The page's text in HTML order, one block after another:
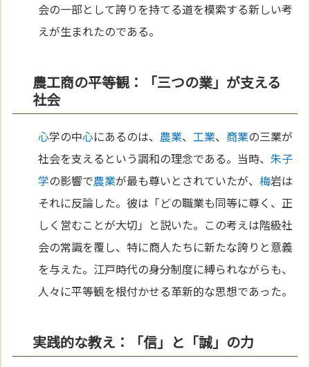
会の一部として誇りを持てる道を模索する新しい考
えが生まれたのである。
農工商の平等観：「三つの業」が支える
社会
心学の中心にあるのは、 農業、工業、 商業の三業が
社会を支えるという調和の理念である。当時、朱子
学の影響で農業が最も尊いとされていたが、梅岩は
それに反論した。彼は「どの職業も同等に尊く、正
しく営むことが大切」と説いた。この考えは階級社
会の常識を覆し、特に商人たちに新たな誇りと意義
を与えた。江戸時代の身分制度に縛られながらも、
人々に平等観を根付かせる革新的な思想であった。
実践的な教え：「信」と「誠」の力